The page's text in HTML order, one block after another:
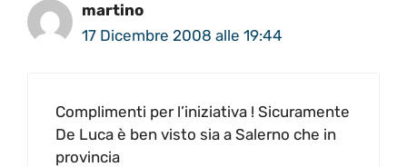
martino
17 Dicembre 2008 alle 19:44
Complimenti per l’iniziativa ! Sicuramente
De Luca è ben visto sia a Salerno che in
provincia